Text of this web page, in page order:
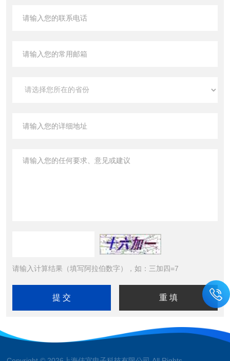
请输入计算结果（填写阿拉伯数字），如：三加四=7